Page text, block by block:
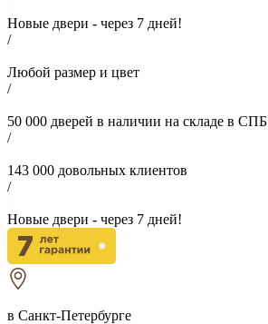
Новые двери - через 7 дней!
/
Любой размер и цвет
/
50 000 дверей в наличии на складе в СПБ
/
143 000 довольных клиентов
/
Новые двери - через 7 дней!
в Санкт-Петербурге